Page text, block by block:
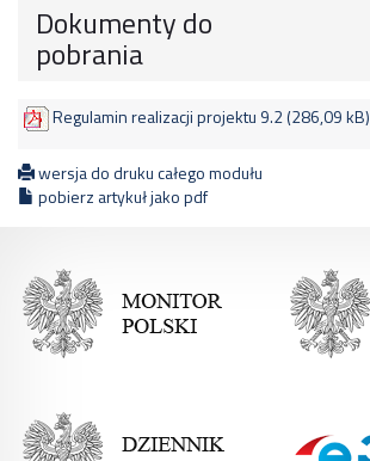
Dokumenty do
pobrania
Regulamin realizacji projektu 9.2 (286,09 kB)
wersja do druku całego modułu
pobierz artykuł jako pdf